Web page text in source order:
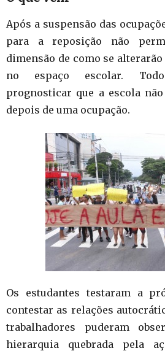
Após a suspensão das
para a reposição não
dimensão de como se
no espaço escolar.
prognosticar que a escola
depois de uma ocupação.
Os estudantes testaram a
contestar as relações
trabalhadores puderam
hierarquia quebrada pela